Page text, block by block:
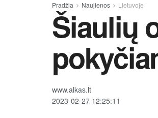
Pradžia Naujienos Lietuvoje
Šiaulių
www.alkas.lt
2023-02-27 12:25:11